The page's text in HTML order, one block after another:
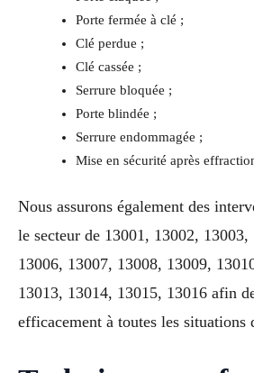
Porte fermée à clé ;
Clé perdue ;
Clé cassée ;
Serrure bloquée ;
Porte blindée ;
Serrure endommagée ;
Mise en sécurité après
Nous assurons également des
le secteur de 13001, 13002, 13003,
13006, 13007, 13008, 13009,
13013, 13014, 13015, 13016 afin
efficacement à toutes les situations